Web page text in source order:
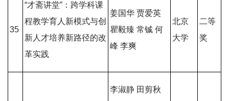
35
“才斋讲堂”：跨学科课
程教学育人新模式与创
新人才培养新路径的改
革实践
姜国华 贾爱英
瞿毅臻 常铖 何
峰 李爽
北京
大学
二等
奖
李淑静 田剪秋